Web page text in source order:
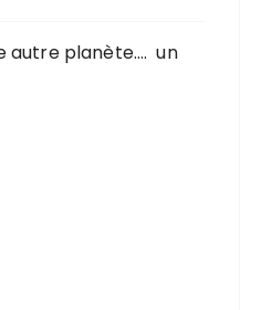
autre planète…. un